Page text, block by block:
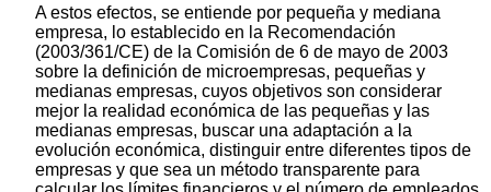
A estos efectos, se entiende por pequeña y mediana
empresa, lo establecido en la Recomendación
(2003/361/CE) de la Comisión de 6 de mayo de 2003
sobre la definición de microempresas, pequeñas y
medianas empresas, cuyos objetivos son considerar
mejor la realidad económica de las pequeñas y las
medianas empresas, buscar una adaptación a la
evolución económica, distinguir entre diferentes tipos de
empresas y que sea un método transparente para